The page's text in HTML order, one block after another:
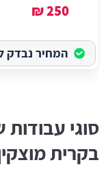
250 ₪
המחיר נבדק
סוגי
בקרית